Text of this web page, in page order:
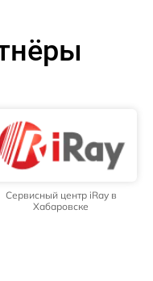
Сервисный центр iRay в
Хабаровске